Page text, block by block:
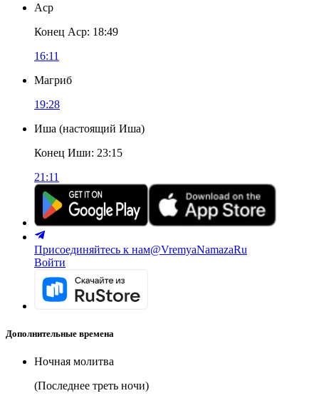
Аср
Конец Аср: 18:49
16:11
Магриб
19:28
Иша (настоящий Иша)
Конец Иши: 23:15
21:11
Присоединяйтесь к нам@VremyaNamazaRu
Войти
Дополнительные времена
Ночная молитва
(Последнее треть ночи)